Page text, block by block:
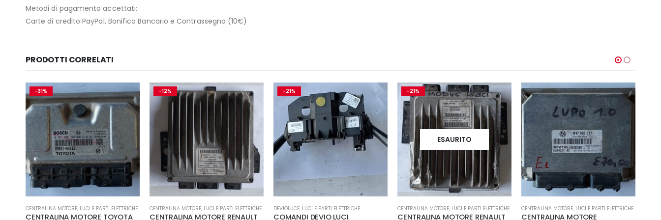
Metodi di pagamento accettati:
Carte di credito PayPal, Bonifico Bancario e Contrassegno (10€)
PRODOTTI CORRELATI
-12%
CENTRALINA MOTORE, LUCI E PARTI ELETTRICHE
CENTRALINA MOTORE RENAULT
-21%
DEVIOLUCE,LUCI E PARTI ELETTRICHE
COMANDI DEVIO LUCI
-21%
ESAURITO
CENTRALINA MOTORE,LUCI E PARTI ELETTRICHE
CENTRALINA MOTORE RENAULT
CENTRALINA MOTORE, LUCI E PARTI ELETTRICHE
CENTRALINA MOTORE
-13%
CENTRALINE, LUCI E PARTI ELETTRICHE
CENTRALINA BSI RENAULT